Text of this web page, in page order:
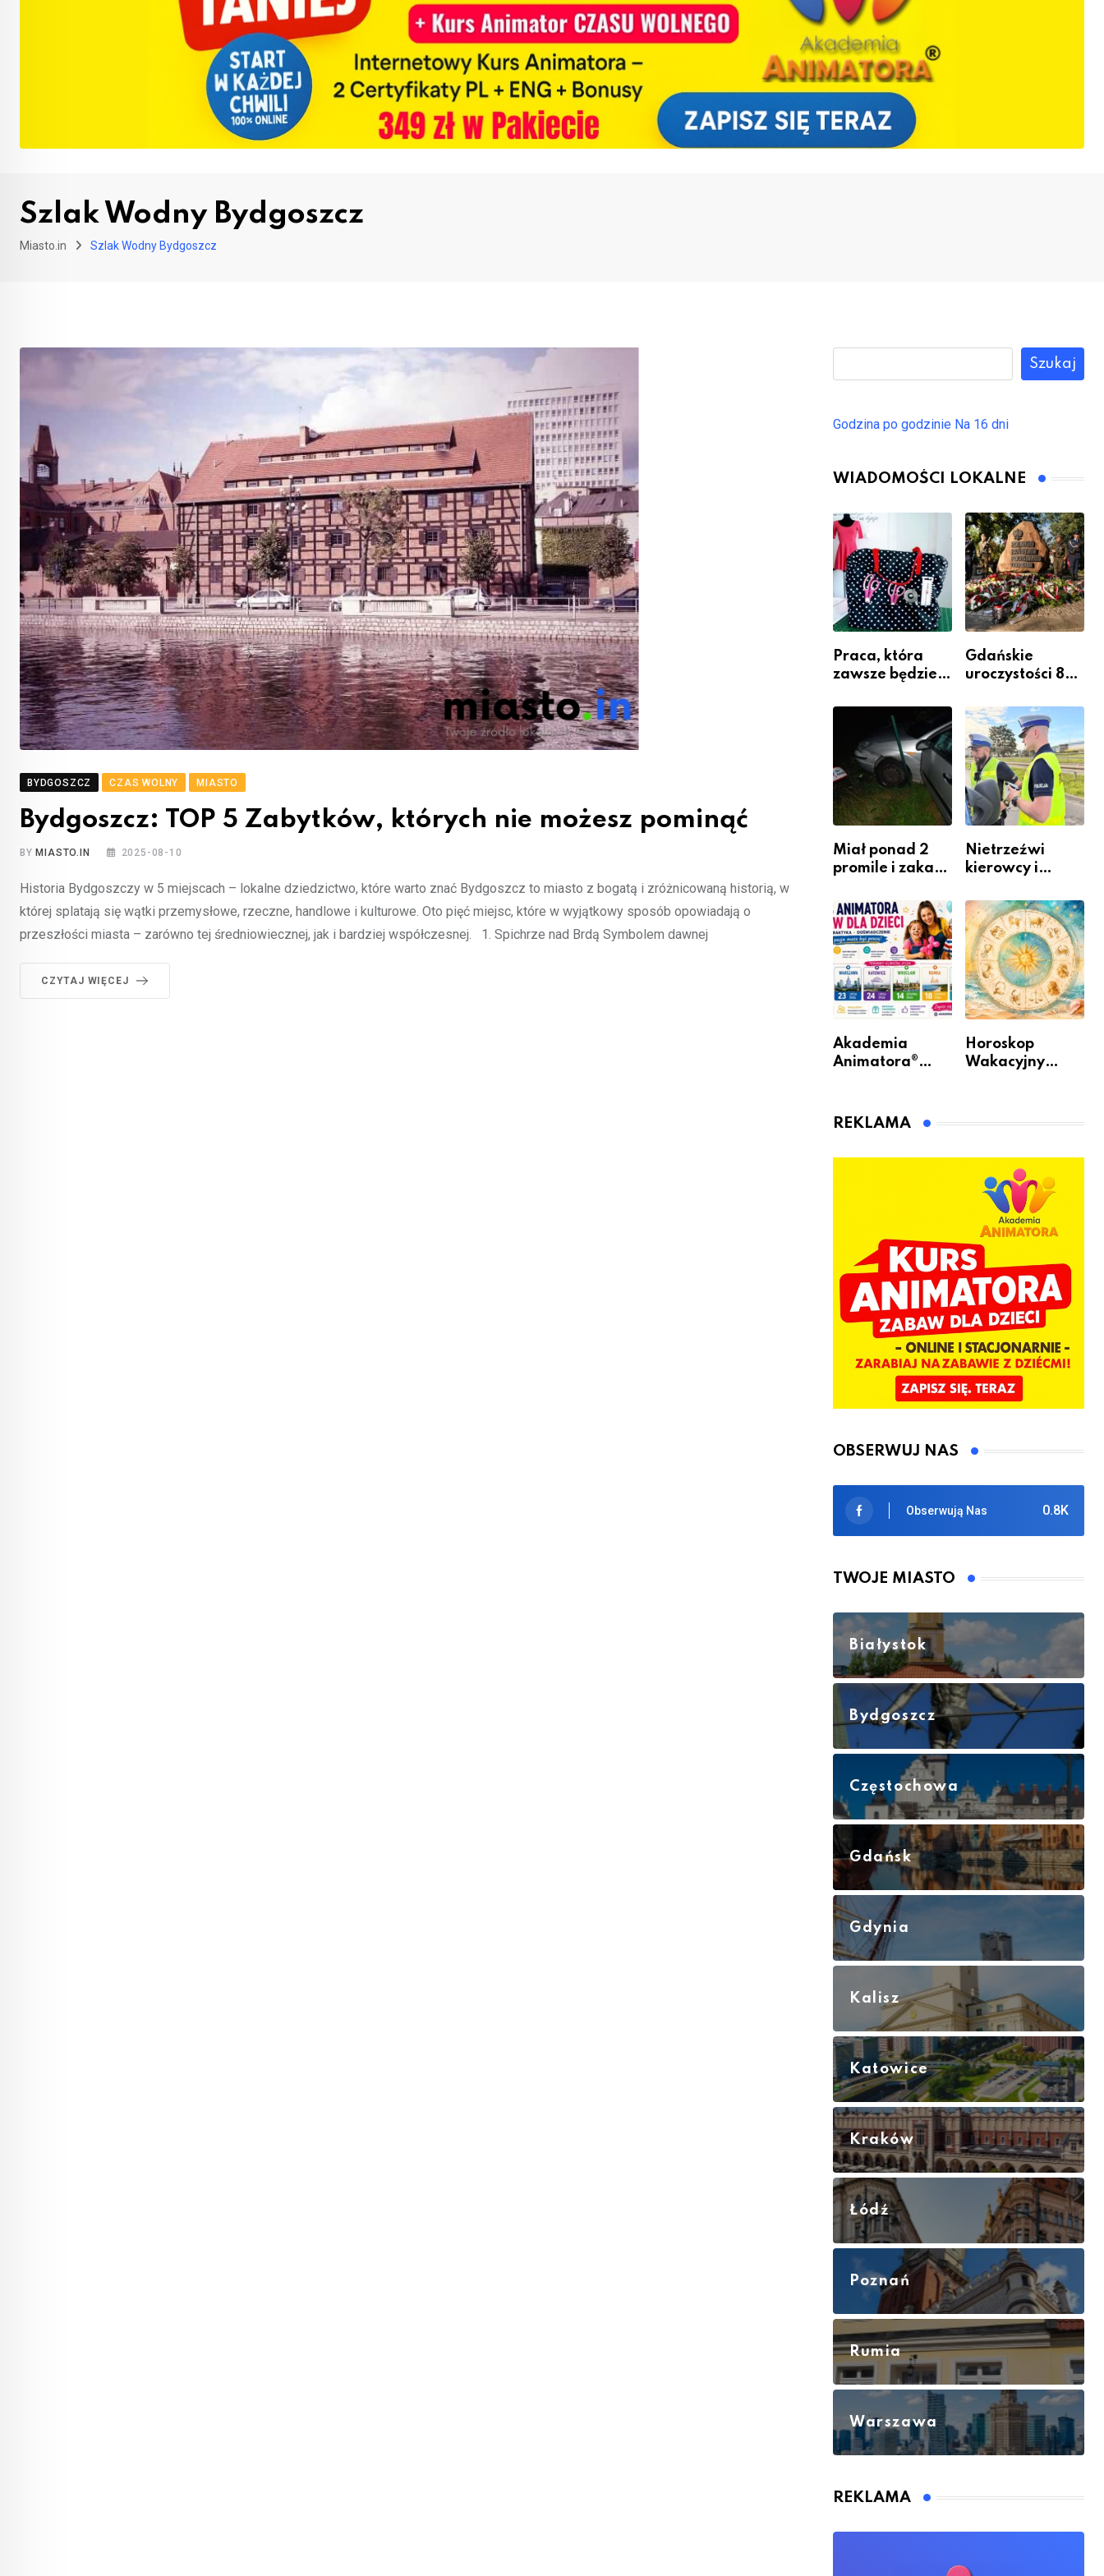
Szlak Wodny Bydgoszcz
Miasto.in Szlak Wodny Bydgoszcz
BYDGOSZCZ CZAS WOLNY MIASTO
Bydgoszcz: TOP 5 Zabytków, których nie możesz pominąć
BY MIASTO.IN 2025-08-10
Historia Bydgoszczy w 5 miejscach – lokalne dziedzictwo, które warto znać Bydgoszcz to miasto z bogatą i zróżnicowaną historią, w
której splatają się wątki przemysłowe, rzeczne, handlowe i kulturowe. Oto pięć miejsc, które w wyjątkowy sposób opowiadają o
przeszłości miasta – zarówno tej średniowiecznej, jak i bardziej współczesnej. 1. Spichrze nad Brdą Symbolem dawnej
CZYTAJ WIĘCEJ
Szukaj
Godzina po godzinie Na 16 dni
WIADOMOŚCI LOKALNE
Praca, która
zawsze będzie
krawiectwo
zawodem
przyszłości i
gdzie się go
nauczyć?
Gdańskie
uroczystości 82.
wybuchu
Powstania
Warszawskiego
Miał ponad 2
promile i zakaz
to wsiadł za
kierownicę w
Bolszewie i
uderzył w
ogrodzenie
Nietrzeźwi
kierowcy i
Rumi i gminie
Łęczyce
Akademia
Animatora®
jeden cel –
Horoskop
Wakacyjny
REKLAMA
OBSERWUJ NAS
0.8K
Obserwują Nas
TWOJE MIASTO
Białystok
Bydgoszcz
Częstochowa
Gdańsk
Gdynia
Kalisz
Katowice
Kraków
Łódź
Poznań
Rumia
Warszawa
REKLAMA